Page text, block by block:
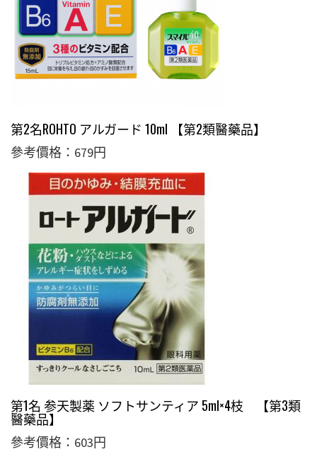
第2名ROHTO アルガード 10ml 【第2類醫藥品】
參考價格：679円
第1名 参天製薬 ソフトサンティア 5ml×4枝 【第3類
醫藥品】
參考價格：603円